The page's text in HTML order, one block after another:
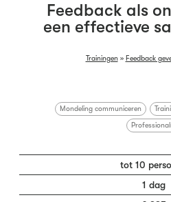
Feedback als
een effectieve
Trainingen» Feedback
Mondeling communiceren
tot 10
1 dag